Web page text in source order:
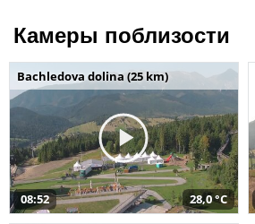
Камеры поблизости
Bachledova dolina (25 km)
08:52 28,0 °C